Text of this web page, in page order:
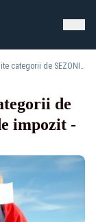
Noul Cod Fiscal | Anumite categorii de SEZONIERI rămân scutiți de impozit - PROIECT
de
impozit -